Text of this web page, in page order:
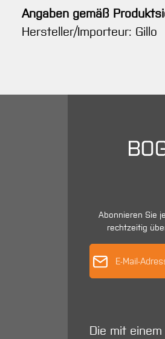
Angaben gemäß
Hersteller/Importeur: Gillo
Abonnieren Sie
rechtzeitig
Die mit